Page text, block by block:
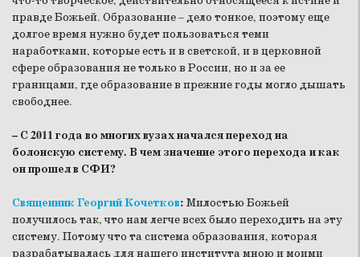
правде Божьей. Образование – дело тонкое, поэтому еще
долгое время нужно будет пользоваться теми
наработками, которые есть и в светской, и в церковной
сфере образования не только в России, но и за ее
границами, где образование в прежние годы могло дышать
свободнее.
– С 2011 года во многих вузах начался переход на
болонскую систему. В чем значение этого перехода и как
он прошел в СФИ?
Священник Георгий Кочетков: Милостью Божьей
получилось так, что нам легче всех было переходить на эту
систему. Потому что та система образования, которая
разрабатывалась для нашего института мною и моими